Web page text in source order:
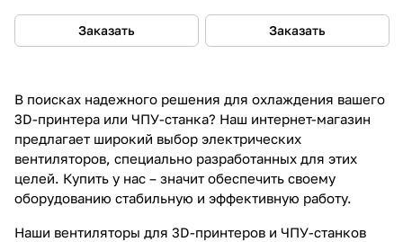
Заказать Заказать
В поисках надежного решения для охлаждения вашего
3D-принтера или ЧПУ-станка? Наш интернет-магазин
предлагает широкий выбор электрических
вентиляторов, специально разработанных для этих
целей. Купить у нас – значит обеспечить своему
оборудованию стабильную и эффективную работу.
Наши вентиляторы для 3D-принтеров и ЧПУ-станков